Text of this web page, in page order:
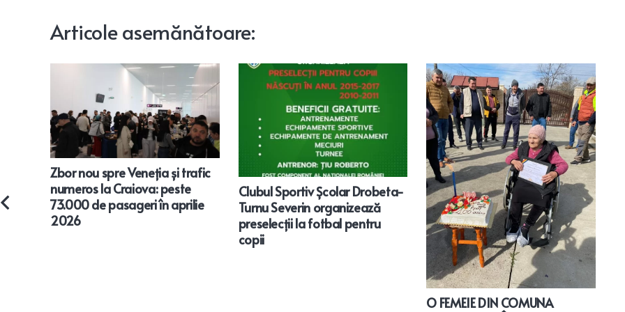
Articoleasemănătoare:
Zbor nou spre Veneția și trafic
numeros la Craiova: peste
73.000 de pasageri în aprilie
2026
Clubul Sportiv Școlar Drobeta-
Turnu Severin organizează
preselecții la fotbal pentru
copii
O FEMEIE DIN COMUNA